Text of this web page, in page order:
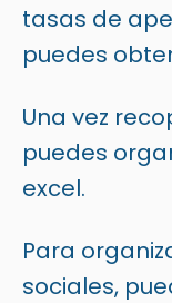
tasas de
puedes
Una vez
puedes
excel.
Para
sociales,